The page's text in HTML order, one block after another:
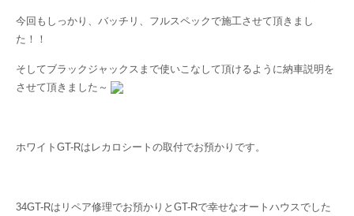
今回もしっかり、バッチリ、フルスペックで施工させて頂きまし
た！！
そしてブラックジャックスまで使いこなして頂けるように納車説明を
させて頂きました～
ホワイトGT-Rはレカロシートの取付でお預かりです。
34GT-Rはリペア修理でお預かりとGT-Rで幸せなオートハウスでした